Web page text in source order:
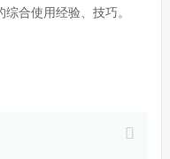
合使用经验、技巧。